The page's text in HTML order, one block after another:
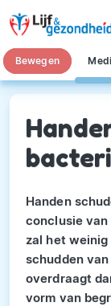
Bewegen
Handen
conclusie van
zal het
schudden
overdraagt
vorm van